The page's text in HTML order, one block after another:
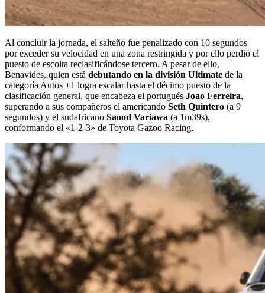
Al concluir la jornada, el salteño fue penalizado con 10 segundos
por exceder su velocidad en una zona restringida y por ello perdió el
puesto de escolta reclasificándose tercero. A pesar de ello,
Benavides, quien está debutando en la división Ultimate de la
categoría Autos +1 logra escalar hasta el décimo puesto de la
clasificación general, que encabeza el portugués Joao Ferreira,
superando a sus compañeros el americando Seth Quintero (a 9
segundos) y el sudafricano Saood Variawa (a 1m39s),
conformando el «1-2-3» de Toyota Gazoo Racing.